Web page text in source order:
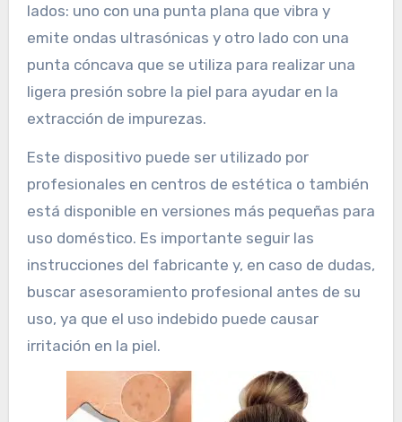
lados: uno con una punta plana que vibra y
emite ondas ultrasónicas y otro lado con una
punta cóncava que se utiliza para realizar una
ligera presión sobre la piel para ayudar en la
extracción de impurezas.
Este dispositivo puede ser utilizado por
profesionales en centros de estética o también
está disponible en versiones más pequeñas para
uso doméstico. Es importante seguir las
instrucciones del fabricante y, en caso de dudas,
buscar asesoramiento profesional antes de su
uso, ya que el uso indebido puede causar
irritación en la piel.